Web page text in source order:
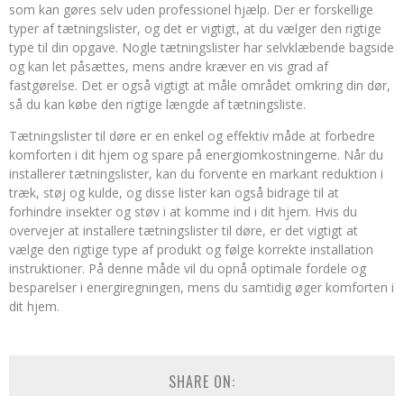
som kan gøres selv uden professionel hjælp. Der er forskellige
typer af tætningslister, og det er vigtigt, at du vælger den rigtige
type til din opgave. Nogle tætningslister har selvklæbende bagside
og kan let påsættes, mens andre kræver en vis grad af
fastgørelse. Det er også vigtigt at måle området omkring din dør,
så du kan købe den rigtige længde af tætningsliste.
Tætningslister til døre er en enkel og effektiv måde at forbedre
komforten i dit hjem og spare på energiomkostningerne. Når du
installerer tætningslister, kan du forvente en markant reduktion i
træk, støj og kulde, og disse lister kan også bidrage til at
forhindre insekter og støv i at komme ind i dit hjem. Hvis du
overvejer at installere tætningslister til døre, er det vigtigt at
vælge den rigtige type af produkt og følge korrekte installation
instruktioner. På denne måde vil du opnå optimale fordele og
besparelser i energiregningen, mens du samtidig øger komforten i
dit hjem.
SHARE ON: